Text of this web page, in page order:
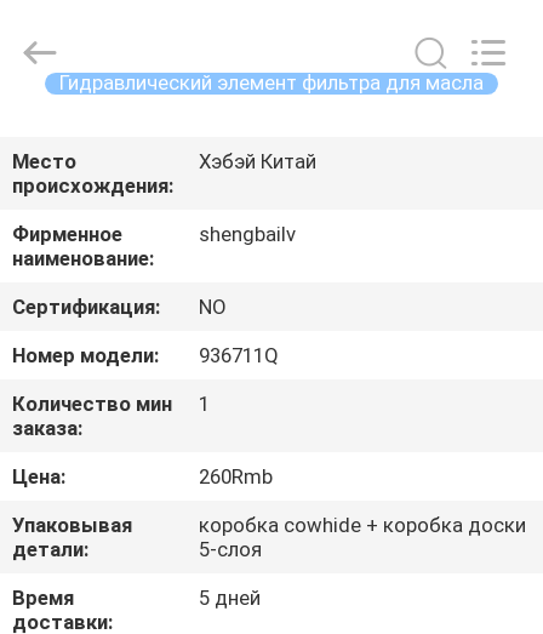
ПРОДУКТЫ
О
НАС
ПУТЕШЕСТВИЕ
ФАБРИКИ
ПРОВЕРКА
Reserved. Гидравлический элемент фильтра для масла
Место
происхождения:
Хэбэй Китай
Фирменное
наименование:
shengbailv
Сертификация:
NO
Номер модели:
936711Q
Количество мин
заказа:
1
Цена:
260Rmb
Упаковывая
детали:
коробка cowhide + коробка доски
5-слоя
Время
доставки:
5 дней